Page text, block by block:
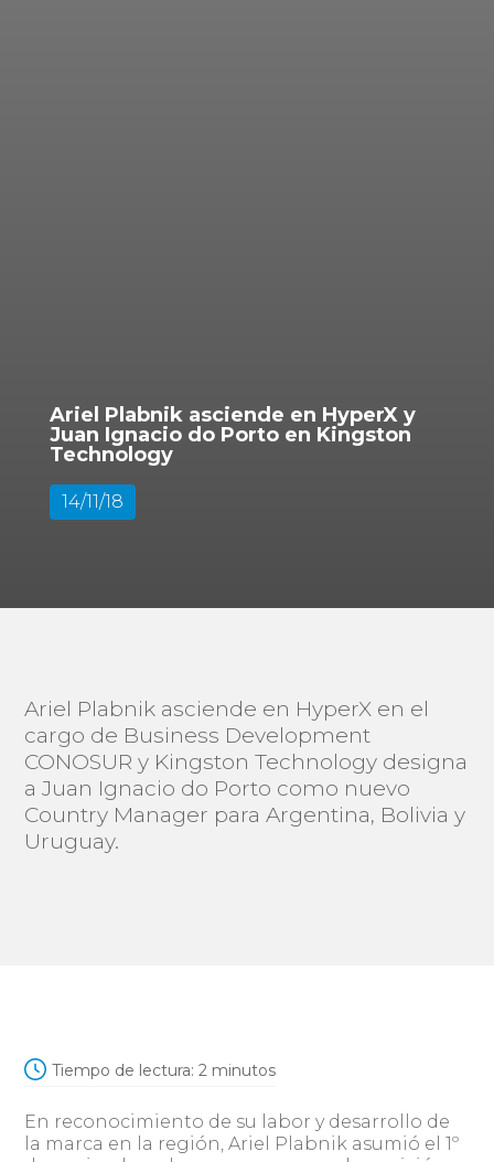
Ariel Plabnik asciende en HyperX y
Juan Ignacio do Porto en Kingston
Technology
14/11/18
Ariel Plabnik asciende en HyperX en el
cargo de Business Development
CONOSUR y Kingston Technology designa
a Juan Ignacio do Porto como nuevo
Country Manager para Argentina, Bolivia y
Uruguay.
Tiempo de lectura: 2 minutos
En reconocimiento de su labor y desarrollo de
la marca en la región, Ariel Plabnik asumió el 1º